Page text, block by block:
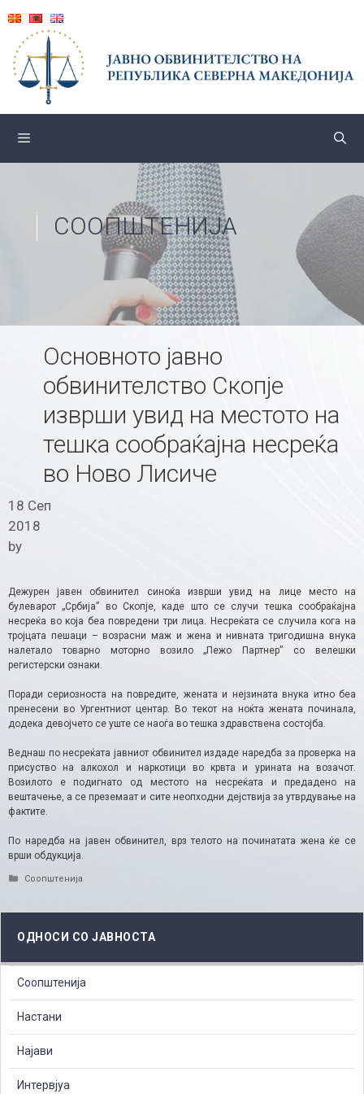
content
СООПШТЕНИЈА
Основното јавно
обвинителство Скопје
изврши увид на местото на
тешка сообраќајна несреќа
во Ново Лисиче
18 Сеп
2018
by
Дежурен јавен обвинител синоќа изврши увид на лице место на
булеварот „Србија” во Скопје, каде што се случи тешка сообраќајна
несреќа во која беа повредени три лица. Несреќата се случила кога на
тројцата пешаци – возрасни маж и жена и нивната тригодишна внука
налетало товарно моторно возило „Пежо Партнер” со велешки
регистерски ознаки.
Поради сериозноста на повредите, жената и нејзината внука итно беа
пренесени во Ургентниот центар. Во текот на ноќта жената починала,
додека девојчето се уште се наоѓа во тешка здравствена состојба.
Веднаш по несреќата јавниот обвинител издаде наредба за проверка на
присуство на алкохол и наркотици во крвта и урината на возачот.
Возилото е подигнато од местото на несреќата и предадено на
вештачење, а се преземаат и сите неопходни дејствија за утврдување на
фактите.
По наредба на јавен обвинител, врз телото на починатата жена ќе се
врши обдукција.
Categories
Соопштенија
ОДНОСИ СО ЈАВНОСТА
Соопштенија
Настани
Најави
Интервјуа